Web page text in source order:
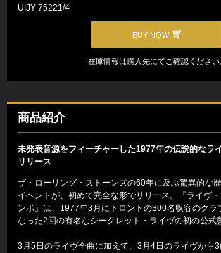
UIJY-75221/4
BUY NOW
在庫情報は購入先にてご確認ください
商品紹介
未発表音源をフィーチャーした1977年の伝説的なラ
リリース
ザ・ローリング・ストーンズの60年に及ぶ驚異的な
イベントが、初めて完全な形でリリース。『ライヴ
ンボ』は、1977年3月にトロントの300名収容のクラ
なった2回の有名なシークレット・ライヴの初の公式
3月5日のライヴ全曲に加えて、3月4日のライヴから